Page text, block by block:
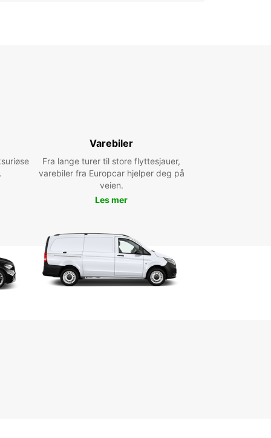
de cette belle région de la Martinique.
Varebiler
Fra lange turer til store flyttesjauer,
varebiler fra Europcar hjelper deg på
veien.
Les mer